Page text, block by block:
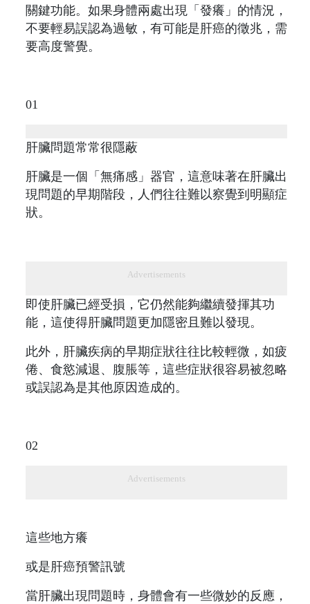
關鍵功能。如果身體兩處出現「發癢」的情況，
不要輕易誤認為過敏，有可能是肝癌的徵兆，需
要高度警覺。
01
肝臟問題常常很隱蔽
肝臟是一個「無痛感」器官，這意味著在肝臟出
現問題的早期階段，人們往往難以察覺到明顯症
狀。
Advertisements
即使肝臟已經受損，它仍然能夠繼續發揮其功
能，這使得肝臟問題更加隱密且難以發現。
此外，肝臟疾病的早期症狀往往比較輕微，如疲
倦、食慾減退、腹脹等，這些症狀很容易被忽略
或誤認為是其他原因造成的。
02
Advertisements
這些地方癢
或是肝癌預警訊號
當肝臟出現問題時，身體會有一些微妙的反應，